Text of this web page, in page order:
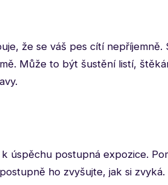
že se váš pes cítí nepříjemně.
Může to být šustění listí,
úspěchu postupná expozice.
ho zvyšujte, jak si zvyká.